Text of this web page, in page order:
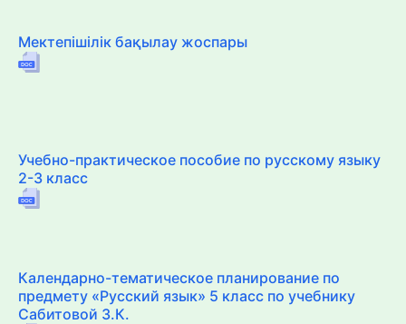
Мектепішілік бақылау жоспары
Учебно-практическое пособие по русскому языку
2-3 класс
Календарно-тематическое планирование по
предмету «Русский язык» 5 класс по учебнику
Сабитовой З.К.